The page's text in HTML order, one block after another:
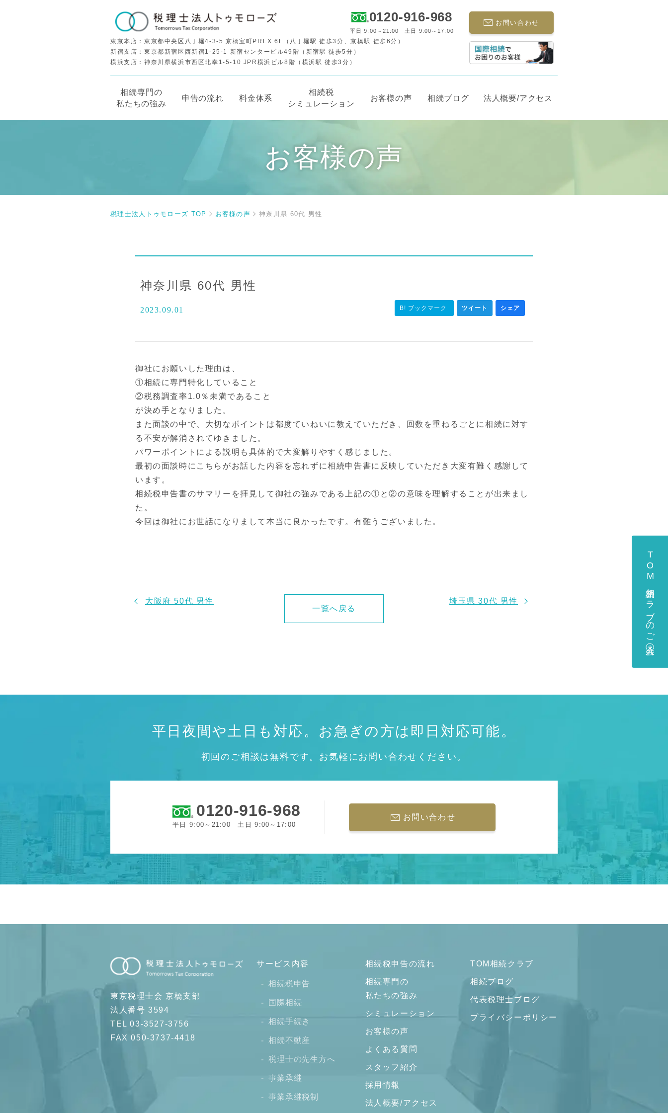
TOM相続クラブのご入会
0120-916-968
平日 9:00～21:00 土日 9:00～17:00
お問い合わせ
東京本店：東京都中央区八丁堀4-3-5 京橋宝町PREX 6F（八丁堀駅 徒歩3分、京橋駅 徒歩6分）
新宿支店：東京都新宿区西新宿1-25-1 新宿センタービル49階（新宿駅 徒歩5分）
横浜支店：神奈川県横浜市西区北幸1-5-10 JPR横浜ビル8階（横浜駅 徒歩3分）
相続専門の
私たちの強み
申告の流れ 料金体系
相続税
シミュレーション
お客様の声 相続ブログ 法人概要/アクセス
お客様の声
税理士法人トゥモローズ TOP お客様の声 神奈川県 60代 男性
神奈川県 60代 男性
2023.09.01 B! ブックマーク ツイート シェア
御社にお願いした理由は、
①相続に専門特化していること
②税務調査率1.0％未満であること
が決め手となりました。
また面談の中で、大切なポイントは都度ていねいに教えていただき、回数を重ねるごとに相続に対す
る不安が解消されてゆきました。
パワーポイントによる説明も具体的で大変解りやすく感じました。
最初の面談時にこちらがお話した内容を忘れずに相続申告書に反映していただき大変有難く感謝して
います。
相続税申告書のサマリーを拝見して御社の強みである上記の①と②の意味を理解することが出来まし
た。
今回は御社にお世話になりまして本当に良かったです。有難うございました。
大阪府 50代 男性
一覧へ戻る
埼玉県 30代 男性
平日夜間や土日も対応。 お急ぎの方は即日対応可能。
初回のご相談は無料です。お気軽にお問い合わせください。
0120-916-968
平日 9:00～21:00 土日 9:00～17:00
お問い合わせ
東京税理士会 京橋支部
法人番号 3594
TEL 03-3527-3756
FAX 050-3737-4418
サービス内容
相続税申告
国際相続
相続手続き
相続不動産
税理士の先生方へ
事業承継
事業承継税制
相続税申告の流れ
相続専門の
私たちの強み
シミュレーション
お客様の声
よくある質問
スタッフ紹介
採用情報
法人概要/アクセス
TOM相続クラブ
相続ブログ
代表税理士ブログ
プライバシーポリシー